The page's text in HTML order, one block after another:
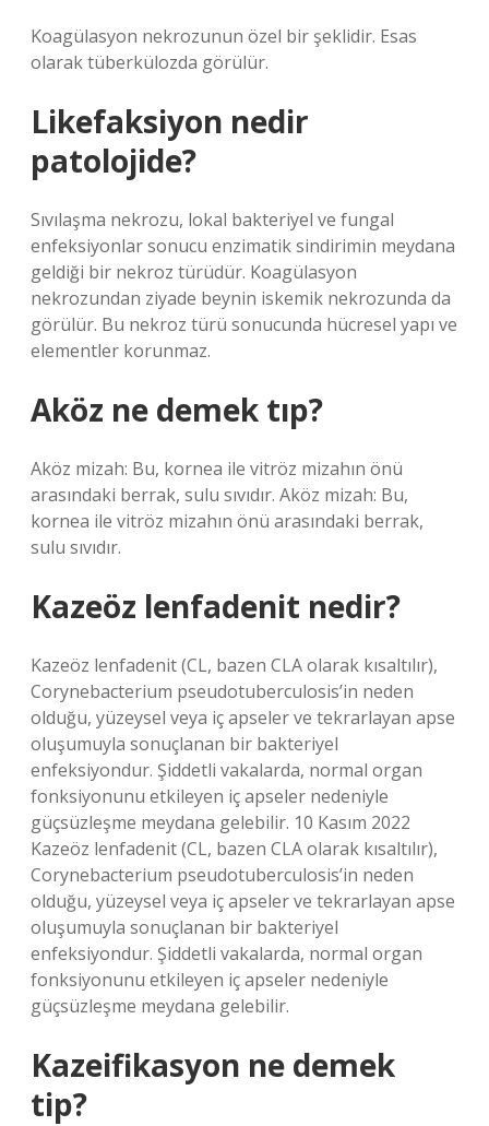
Koagülasyon nekrozunun özel bir şeklidir. Esas
olarak tüberkülozda görülür.
Likefaksiyon nedir
patolojide?
Sıvılaşma nekrozu, lokal bakteriyel ve fungal
enfeksiyonlar sonucu enzimatik sindirimin meydana
geldiği bir nekroz türüdür. Koagülasyon
nekrozundan ziyade beynin iskemik nekrozunda da
görülür. Bu nekroz türü sonucunda hücresel yapı ve
elementler korunmaz.
Aköz ne demek tıp?
Aköz mizah: Bu, kornea ile vitröz mizahın önü
arasındaki berrak, sulu sıvıdır. Aköz mizah: Bu,
kornea ile vitröz mizahın önü arasındaki berrak,
sulu sıvıdır.
Kazeöz lenfadenit nedir?
Kazeöz lenfadenit (CL, bazen CLA olarak kısaltılır),
Corynebacterium pseudotuberculosis’in neden
olduğu, yüzeysel veya iç apseler ve tekrarlayan apse
oluşumuyla sonuçlanan bir bakteriyel
enfeksiyondur. Şiddetli vakalarda, normal organ
fonksiyonunu etkileyen iç apseler nedeniyle
güçsüzleşme meydana gelebilir. 10 Kasım 2022
Kazeöz lenfadenit (CL, bazen CLA olarak kısaltılır),
Corynebacterium pseudotuberculosis’in neden
olduğu, yüzeysel veya iç apseler ve tekrarlayan apse
oluşumuyla sonuçlanan bir bakteriyel
enfeksiyondur. Şiddetli vakalarda, normal organ
fonksiyonunu etkileyen iç apseler nedeniyle
güçsüzleşme meydana gelebilir.
Kazeifikasyon ne demek
tip?